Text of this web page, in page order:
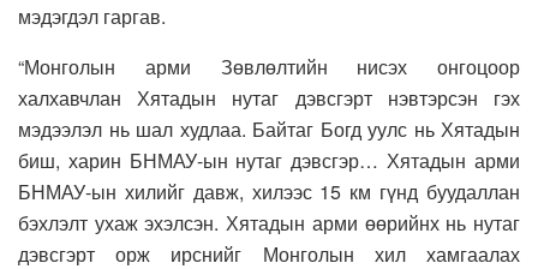
мэдэгдэл гаргав.
“Монголын арми Зөвлөлтийн нисэх онгоцоор
халхавчлан Хятадын нутаг дэвсгэрт нэвтэрсэн гэх
мэдээлэл нь шал худлаа. Байтаг Богд уулс нь Хятадын
биш, харин БНМАУ-ын нутаг дэвсгэр… Хятадын арми
БНМАУ-ын хилийг давж, хилээс 15 км гүнд буудаллан
бэхлэлт ухаж эхэлсэн. Хятадын арми өөрийнх нь нутаг
дэвсгэрт орж ирснийг Монголын хил хамгаалах